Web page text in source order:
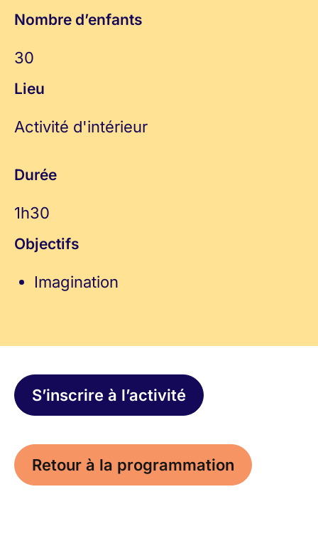
Nombre d’enfants
30
Lieu
Activité d'intérieur
Durée
1h30
Objectifs
Imagination
S’inscrire à l’activité
Retour à la programmation